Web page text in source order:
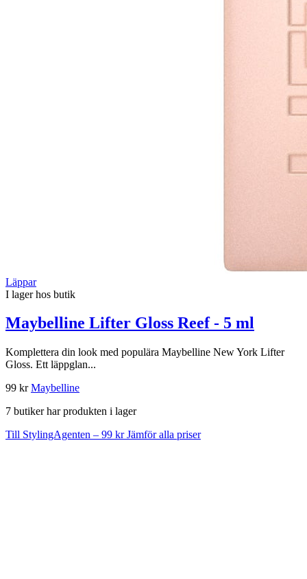
Läppar
I lager hos butik
Maybelline Lifter Gloss Reef - 5 ml
Komplettera din look med populära Maybelline New York Lifter
Gloss. Ett läppglan...
99 krMaybelline
7 butiker har produkten i lager
Till StylingAgenten – 99 krJämför alla priser